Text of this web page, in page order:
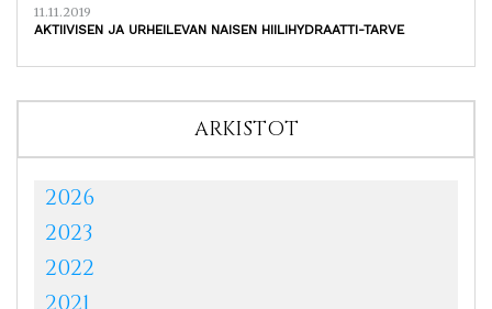
11.11.2019
AKTIIVISEN JA URHEILEVAN NAISEN HIILIHYDRAATTI-TARVE
ARKISTOT
2026
2023
2022
2021